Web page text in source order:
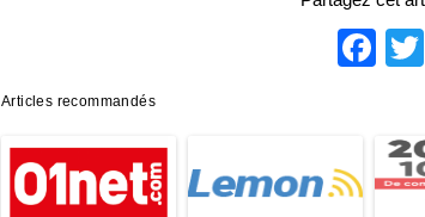
Articles recommandés